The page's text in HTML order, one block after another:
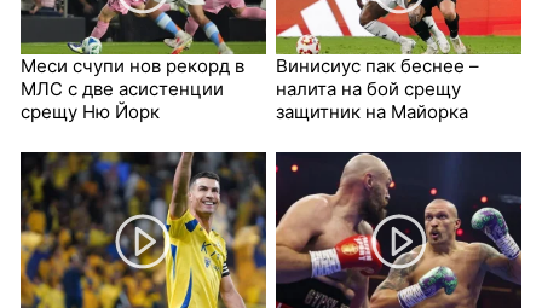
Меси счупи нов рекорд в
МЛС с две асистенции
срещу Ню Йорк
Винисиус пак беснее –
налита на бой срещу
защитник на Майорка